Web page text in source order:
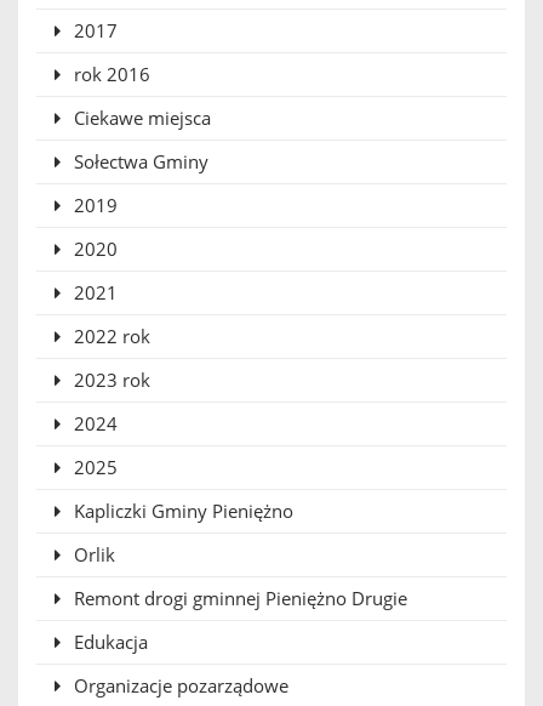
2017
rok 2016
Ciekawe miejsca
Sołectwa Gminy
2019
2020
2021
2022 rok
2023 rok
2024
2025
Kapliczki Gminy Pieniężno
Orlik
Remont drogi gminnej Pieniężno Drugie
Edukacja
Organizacje pozarządowe